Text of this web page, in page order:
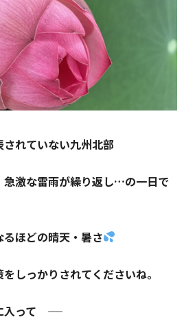
れていない九州北部
急激な雷雨が繰り返し…の一日で
ほどの晴天・暑さ
しっかりされてくださいね。
って ――